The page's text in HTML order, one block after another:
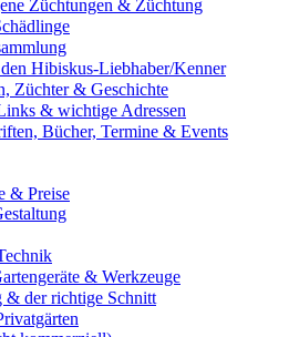
Züchtungen & Züchtung
Hibiskus-Liebhaber/Kenner
Züchter & Geschichte
& wichtige Adressen
Bücher, Termine & Events
& Preise
& Werkzeuge
der richtige Schnitt